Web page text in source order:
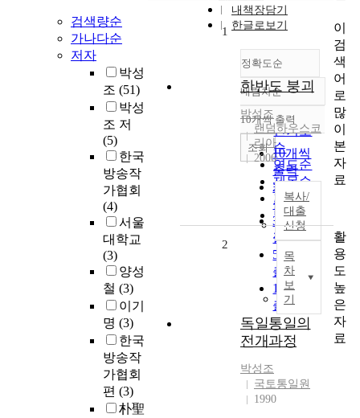
검색량순
가나다순
저자
박성
조 (51)
박성
조 저
(5)
한국
방송작
가협회
(4)
서울
대학교
(3)
양성
철 (3)
이기
명 (3)
한국
방송작
가협회
편 (3)
朴聖
내책장담기
한글로보기
정확도순
정확도
순
인기도
순
연도순
제목순
저자순
발행기
관순
내림차순
내림차순
10개씩 출력
10개씩
출력
20개씩
출력
30개씩
출력
50개씩
출력
100개씩
출력
조회
1
한반도 붕괴
박성조
랜덤하우스코
리아
2006
복사/
대출
신청
목
차
보
기
2
독일통일의
전개과정
박성조
국토통일원
1990
이
검
색
어
로
많
이
본
자
료
활
용
도
높
은
자
료